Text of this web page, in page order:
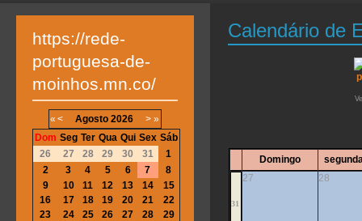
Calendário de
Domingo
31
27 28
https://rede-
portuguesa-de-
moinhos.mn.co/
« < Agosto 2026 > »
Dom Seg Ter Qua Qui Sex Sáb
26
27 28 29 30 31
1
2
3 4 5 6 7
8
9
10 11 12 13 14
15
16
17 18 19 20 21
22
23
24 25 26 27 28
29